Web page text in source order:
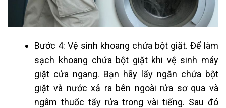
Bước 4: Vệ sinh khoang chứa bột giặt. Để làm
sạch khoang chứa bột giặt khi vệ sinh máy
giặt cửa ngang. Bạn hãy lấy ngăn chứa bột
giặt và nước xả ra bên ngoài rửa sơ qua và
ngâm thuốc tẩy rửa trong vài tiếng. Sau đó